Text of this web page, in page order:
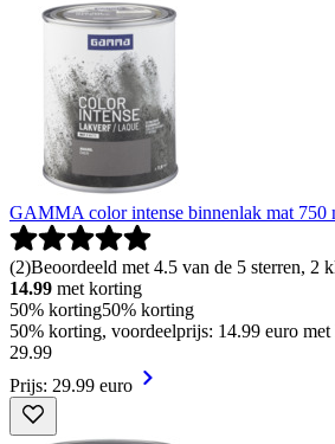
GAMMA color intense binnenlak mat 750
(2)Beoordeeld met 4.5 van de 5 sterren, 2
14.99 met korting
50% korting50% korting
50% korting, voordeelprijs: 14.99 euro
29.99
Prijs: 29.99 euro